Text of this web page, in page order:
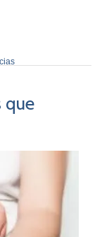
que